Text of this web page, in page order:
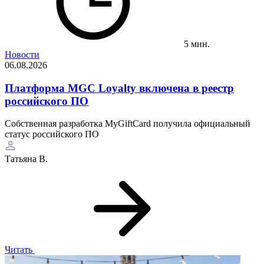
5 мин.
Новости
06.08.2026
Платформа MGC Loyalty включена в реестр
российского ПО
Собственная разработка MyGiftCard получила официальный
статус российского ПО
Татьяна В.
Читать